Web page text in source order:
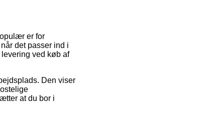
er for
det passer ind i
ved køb af
Den viser
at du bor i